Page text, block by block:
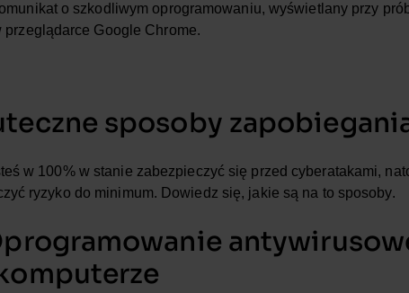
o szkodliwym oprogramowaniu, wyświetlany przy
przeglądarce Google Chrome.
sposoby
w 100% w stanie zabezpieczyć się przed cyberatakami,
ryzyko do minimum. Dowiedz się, jakie są na to sposoby.